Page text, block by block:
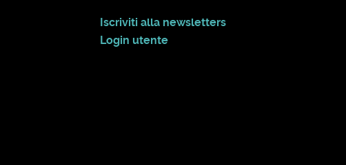
Iscriviti alla newsletters
Login utente